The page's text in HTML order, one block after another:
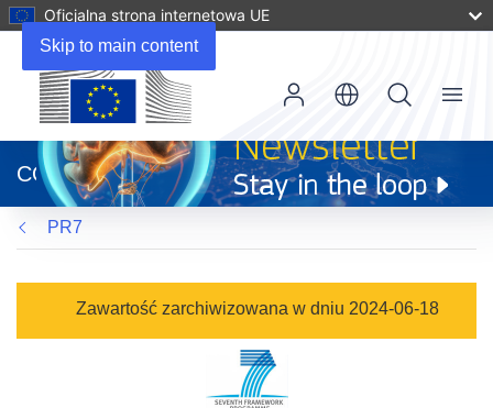
Skip to main content
Oficjalna strona internetowa UE
otworzy
się
w
nowym
oknie)
CORDIS
Menu
PR7
Zawartość zarchiwizowana w dniu 2024-06-18